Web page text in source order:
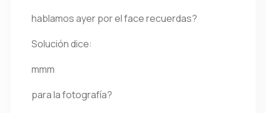
hablamos ayer por el face recuerdas?
Solución dice:
mmm
para la fotografía?